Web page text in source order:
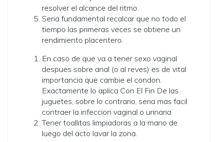
resolver el alcance del ritmo.
Seri­a fundamental recalcar que no todo el
tiempo las primeras veces se obtiene un
rendimiento placentero.
En caso de que va a tener sexo vaginal
despues sobre anal (o al reves) es de vital
importancia que cambie el condon.
Exactamente lo aplica Con El Fin De las
juguetes, sobre lo contrario, seri­a mas facil
contraer la infeccion vaginal o urinaria.
Tener toallitas limpiadoras a la mano de
luego del acto lavar la zona.